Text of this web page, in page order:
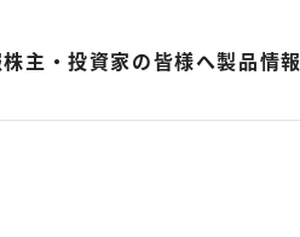
株主・投資家の皆様へ製品情報